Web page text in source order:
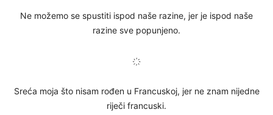
Ne možemo se spustiti ispod naše razine, jer je ispod naše
razine sve popunjeno.
҉
Sreća moja što nisam rođen u Francuskoj, jer ne znam nijedne
riječi francuski.